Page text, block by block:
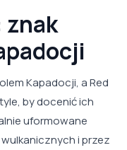
znak
Kapadocji, a Red
by docenić ich
uformowane
i przez